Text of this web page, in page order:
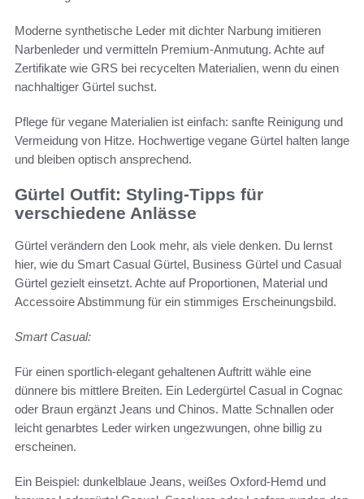
Moderne synthetische Leder mit dichter Narbung imitieren
Narbenleder und vermitteln Premium-Anmutung. Achte auf
Zertifikate wie GRS bei recycelten Materialien, wenn du einen
nachhaltiger Gürtel suchst.
Pflege für vegane Materialien ist einfach: sanfte Reinigung und
Vermeidung von Hitze. Hochwertige vegane Gürtel halten lange
und bleiben optisch ansprechend.
Gürtel Outfit: Styling-Tipps für
verschiedene Anlässe
Gürtel verändern den Look mehr, als viele denken. Du lernst
hier, wie du Smart Casual Gürtel, Business Gürtel und Casual
Gürtel gezielt einsetzt. Achte auf Proportionen, Material und
Accessoire Abstimmung für ein stimmiges Erscheinungsbild.
Smart Casual:
Für einen sportlich-elegant gehaltenen Auftritt wähle eine
dünnere bis mittlere Breiten. Ein Ledergürtel Casual in Cognac
oder Braun ergänzt Jeans und Chinos. Matte Schnallen oder
leicht genarbtes Leder wirken ungezwungen, ohne billig zu
erscheinen.
Ein Beispiel: dunkelblaue Jeans, weißes Oxford-Hemd und